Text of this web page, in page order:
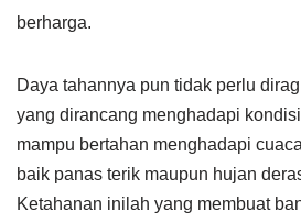
berharga.
Daya tahannya pun tidak perlu
yang dirancang menghadapi
mampu bertahan menghadapi
baik panas terik maupun hujan
Ketahanan inilah yang membuat